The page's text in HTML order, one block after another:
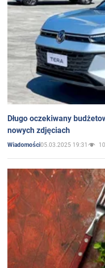
Długo oczekiwany
nowych zdjęciach
Wiadomości05.03.2025 19:31 10